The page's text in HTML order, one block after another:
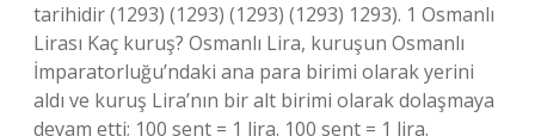
tarihidir (1293) (1293) (1293) (1293) 1293). 1 Osmanlı
Lirası Kaç kuruş? Osmanlı Lira, kuruşun Osmanlı
İmparatorluğu’ndaki ana para birimi olarak yerini
aldı ve kuruş Lira’nın bir alt birimi olarak dolaşmaya
devam etti; 100 sent = 1 lira. 100 sent = 1 lira.